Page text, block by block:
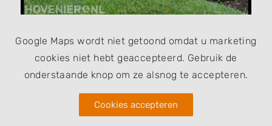
Google Maps wordt niet getoond omdat u marketing
cookies niet hebt geaccepteerd. Gebruik de
onderstaande knop om ze alsnog te accepteren.
Cookies accepteren